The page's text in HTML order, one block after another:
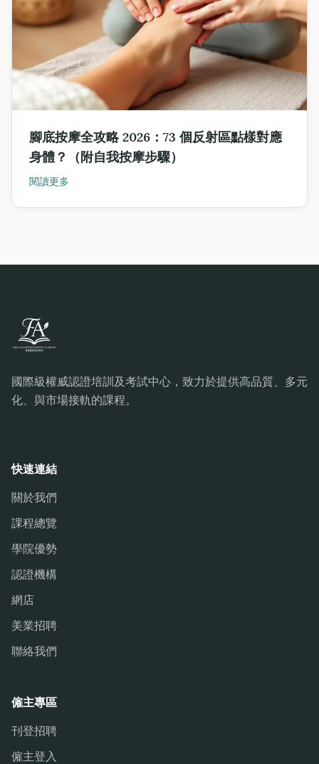
腳底按摩全攻略 2026：73 個反射區點樣對應
身體？（附自我按摩步驟）
閱讀更多
國際級權威認證培訓及考試中心，致力於提供高品質、多元
化、與市場接軌的課程。
快速連結
關於我們
課程總覽
學院優勢
認證機構
網店
美業招聘
聯絡我們
僱主專區
刊登招聘
僱主登入